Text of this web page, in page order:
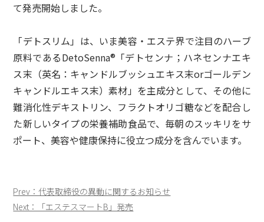
て発売開始しました。
「デトスリム」は、いま美容・エステ界で注目のハーブ
原料であるDetoSenna®「デトセンナ；ハネセンナエキ
ス末（英名：キャンドルブッシュエキス末orゴールデン
キャンドルエキス末）素材」を主成分として、その他に
難消化性デキストリン、フラクトオリゴ糖などを配合し
た新しいタイプの栄養補助食品で、毎朝のスッキリをサ
ポート、美容や健康保持に役立つ成分を含んでいます。
投
稿
Prev：代表取締役の異動に関するお知らせ
Next：「エステスマートB」発売